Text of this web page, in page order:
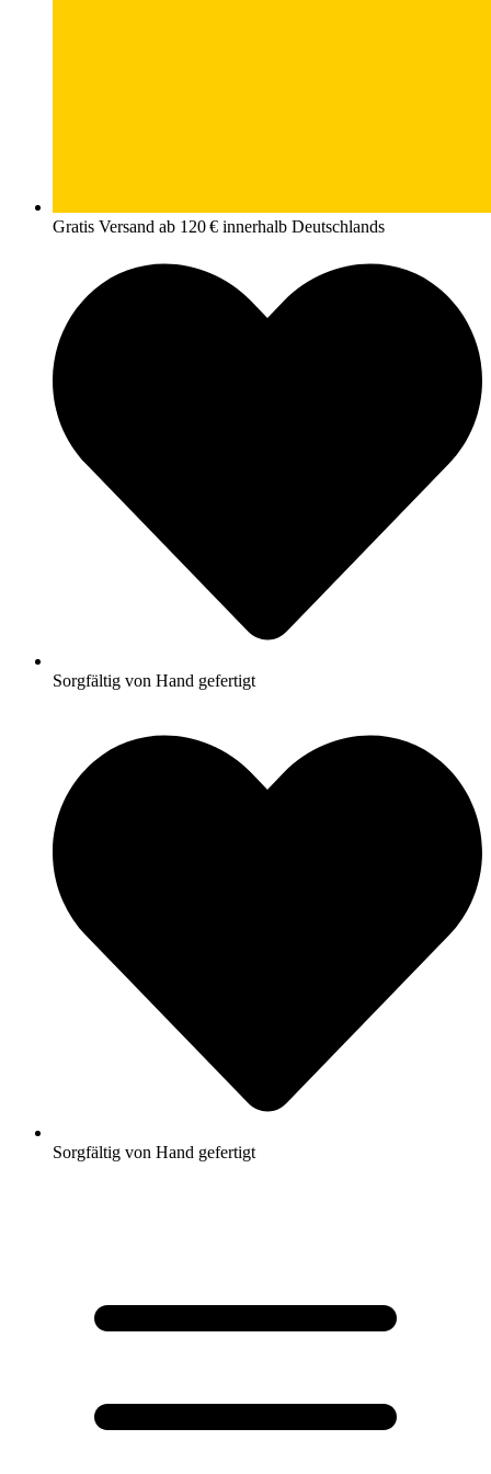
Gratis Versand ab 120 € innerhalb Deutschlands
Sorgfältig von Hand gefertigt
Sorgfältig von Hand gefertigt